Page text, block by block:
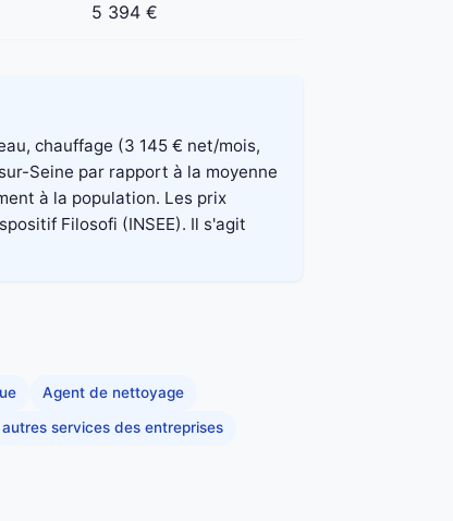
5 394 €
chauffage (3 145 € net/mois,
Seine par rapport à la moyenne
à la population. Les prix
Filosofi (INSEE). Il s'agit
Agent de nettoyage
services des entreprises